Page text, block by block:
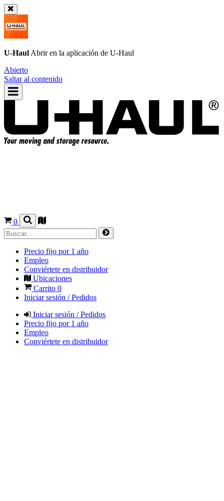
U-Haul Abrir en la aplicación de U-Haul
Abierto
Saltar al contenido
0
Precio fijo por 1 año
Empleo
Conviértete en distribuidor
Ubicaciones
Carrito 0
Iniciar sesión / Pedidos
Iniciar sesión / Pedidos
Precio fijo por 1 año
Empleo
Conviértete en distribuidor